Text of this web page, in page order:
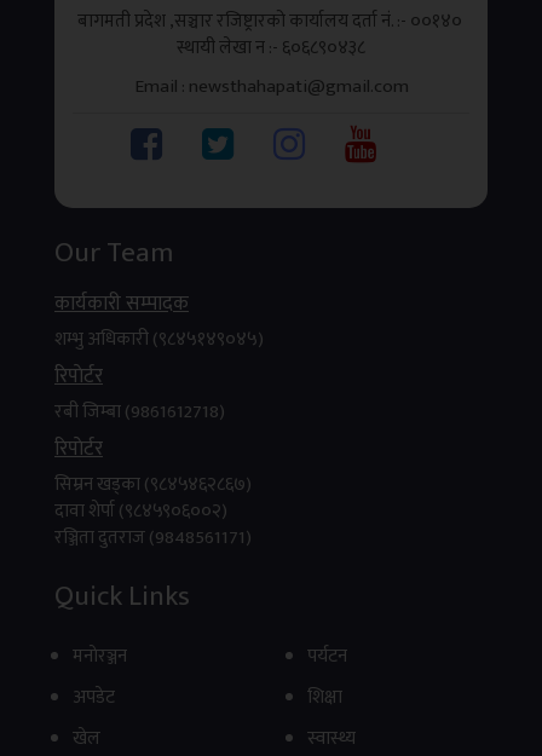
काठमाडौँ । नेपालमै विकसित मल्टि–सर्भिस सुपर एप
‘फिरिरी’ ले आफ्नो सेवा औपचारिक रूपमा सुरु गरेको छ ।
जसले...
बागमती प्रदेश ,सञ्चार रजिष्ट्रारको कार्यालय दर्ता नं. :- ००१४०
स्थायी लेखा न‌‍ :- ६०६८९०४३८
Email : newsthahapati@gmail.com
Our Team
कार्यकारी सम्पादक
शम्भु अधिकारी (९८४५१४९०४५)
रिपाेर्टर
रबी जिम्बा (9861612718)
रिपाेर्टर
सिम्रन खड्का (९८४५४६२८६७)
दावा शेर्पा (९८४५९०६००२)
रञ्जिता दुतराज (9848561171)
Quick Links
मनाेरञ्जन
अपडेट
खेल
पर्यटन
शिक्षा
स्वास्थ्य